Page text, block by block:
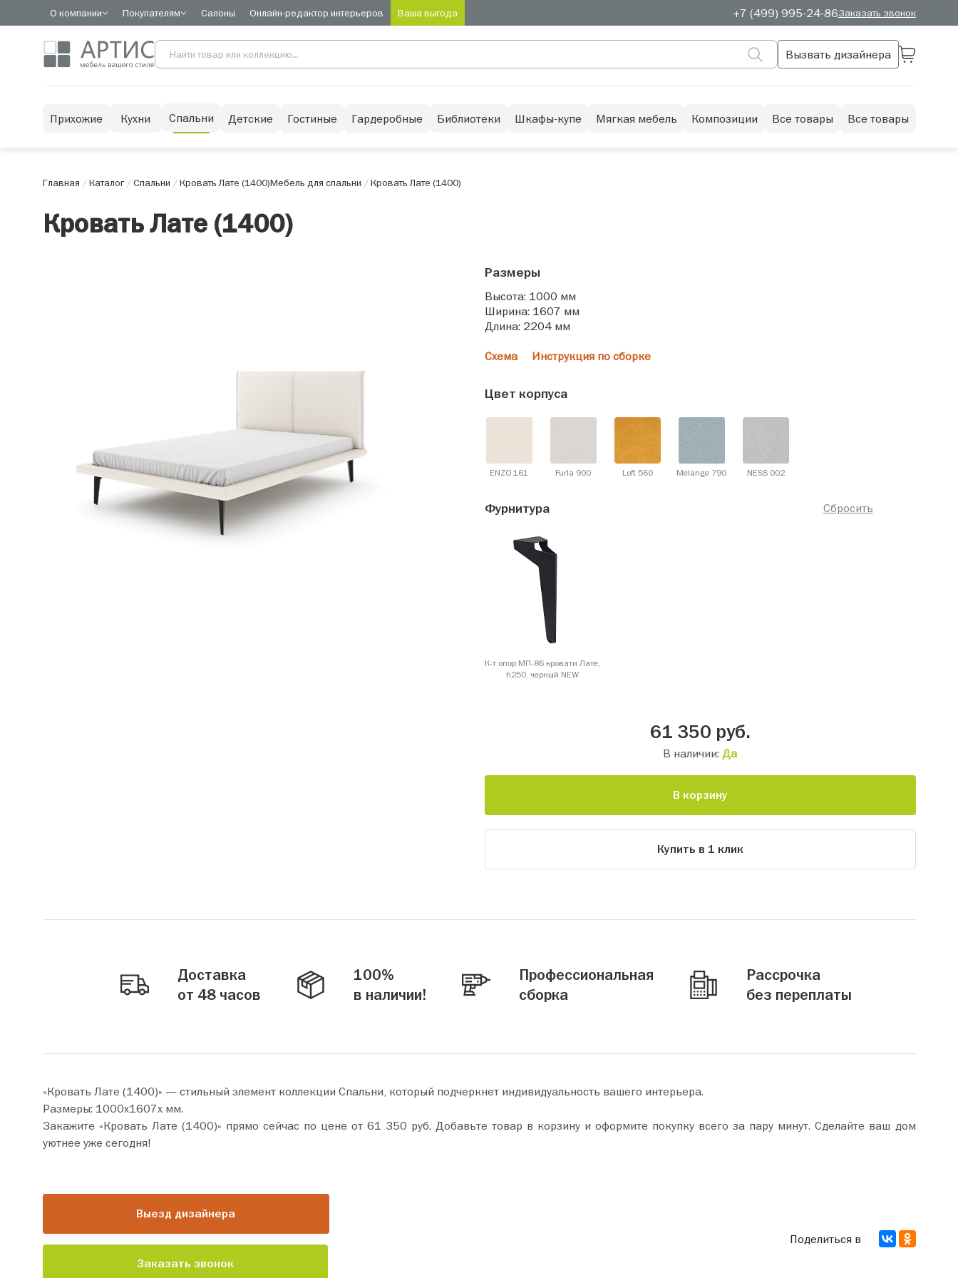
О компании Покупателям Салоны Онлайн-редактор интерьеров Ваша выгода +7 (499) 995-24-86Заказать звонок
Вызвать дизайнера
Прихожие Кухни Спальни Детские Гостиные Гардеробные Библиотеки Шкафы-купе Мягкая мебель Композиции Все товары Все товары
Главная /Каталог/Спальни /Кровать Лате (1400)Мебель для спальни /Кровать Лате (1400)
Кровать Лате (1400)
Размеры
Высота: 1000 мм
Ширина: 1607 мм
Длина: 2204 мм
Схема Инструкция по сборке
Цвет корпуса
ENZO 161 Furla 900 Loft 560 Melange 790 NESS 002
Сбросить
Фурнитура
К-т опор МП-86 кровати Лате,
h250, черный NEW
61 350 руб.
В наличии: Да
В корзину
Купить в 1 клик
Доставка
от 48 часов
100%
в наличии!
Профессиональная
сборка
Рассрочка
без переплаты
«Кровать Лате (1400)» — стильный элемент коллекции Спальни, который подчеркнет индивидуальность вашего интерьера.
Размеры: 1000х1607х мм.
Закажите «Кровать Лате (1400)» прямо сейчас по цене от 61 350 руб. Добавьте товар в корзину и оформите покупку всего за пару минут. Сделайте ваш дом
уютнее уже сегодня!
Выезд дизайнера
Заказать звонок
Поделиться в